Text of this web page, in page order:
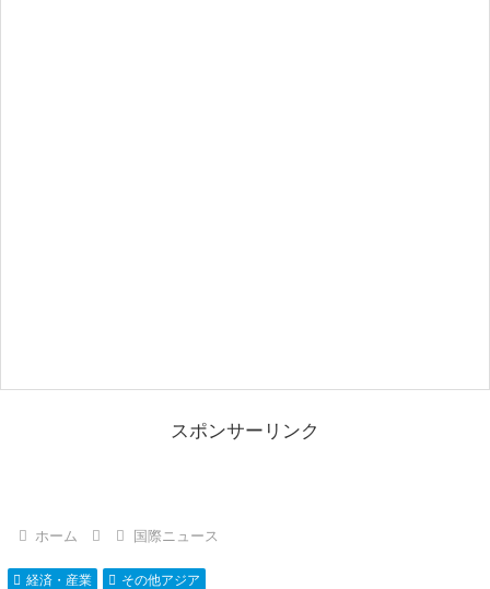
スポンサーリンク
ホーム 国際ニュース
経済・産業 その他アジア